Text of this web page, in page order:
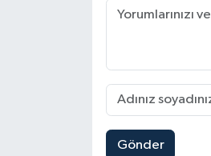
Gönder